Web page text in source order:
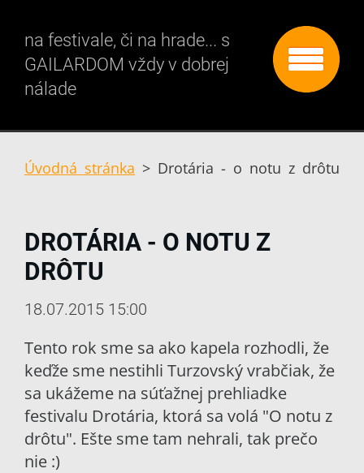
na festivale, či na hrade... s
GAILARDOM vždy v dobrej
nálade
Úvodná stránka > Drotária - o notu z drôtu
DROTÁRIA - O NOTU Z
DRÔTU
18.07.2015 15:00
Tento rok sme sa ako kapela rozhodli, že
keďže sme nestihli Turzovský vrabčiak, že
sa ukážeme na súťažnej prehliadke
festivalu Drotária, ktorá sa volá "O notu z
drôtu". Ešte sme tam nehrali, tak prečo
nie :)